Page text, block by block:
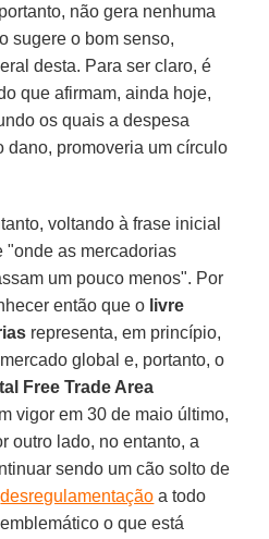
não gera nenhuma
sugere o bom senso,
desta. Para ser claro, é
que afirmam, ainda hoje,
os quais a despesa
dano, promoveria um círculo
voltando à frase inicial
"onde as mercadorias
um pouco menos". Por
então que o livre
representa, em princípio,
global e, portanto, o
Free Trade Area
vigor em 30 de maio último,
outro lado, no entanto, a
sendo um cão solto de
desregulamentação a todo
o que está